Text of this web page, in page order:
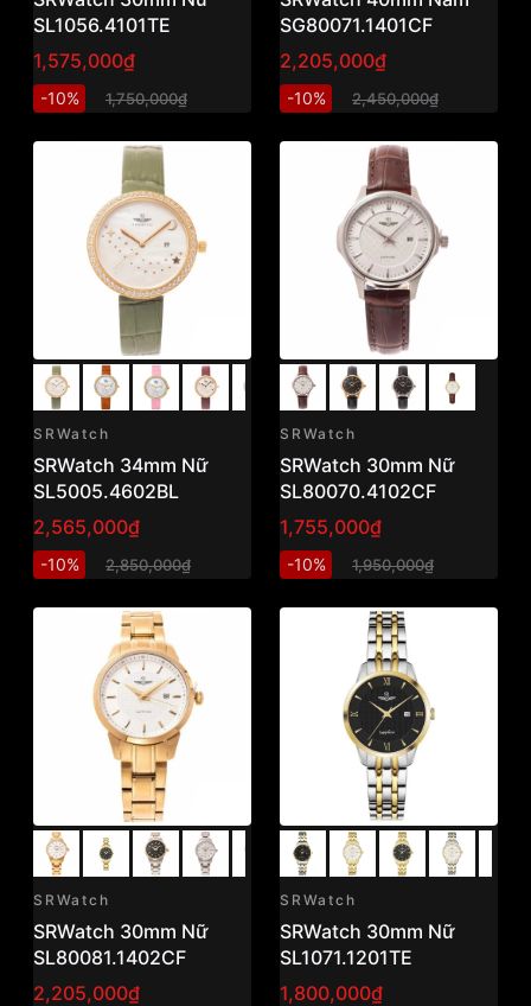
SL1056.4101TE
1,575,000₫
-10% 1,750,000₫
SG80071.1401CF
2,205,000₫
-10% 2,450,000₫
SRWatch
SRWatch 34mm Nữ
SL5005.4602BL
2,565,000₫
-10% 2,850,000₫
SRWatch
SRWatch 30mm Nữ
SL80070.4102CF
1,755,000₫
-10% 1,950,000₫
SRWatch
SRWatch 30mm Nữ
SL80081.1402CF
2,205,000₫
SRWatch
SRWatch 30mm Nữ
SL1071.1201TE
1,800,000₫